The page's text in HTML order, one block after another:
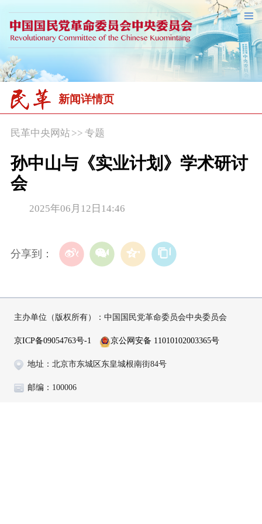
新闻详情页
民革中央网站>> 专题
孙中山与《实业计划》学术研讨
会
2025年06月12日14:46
分享到：
主办单位（版权所有）：中国国民党革命委员会中央委员会
京ICP备09054763号-1 京公网安备 11010102003365号
地址：北京市东城区东皇城根南街84号
邮编：100006